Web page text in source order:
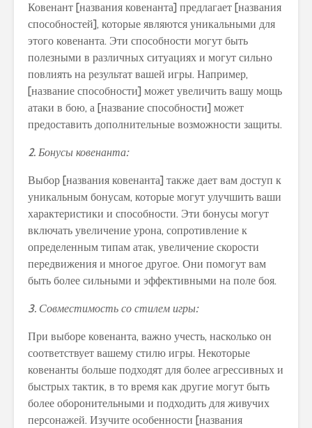
Ковенант [названия ковенанта] предлагает [названия
способностей], которые являются уникальными для
этого ковенанта. Эти способности могут быть
полезными в различных ситуациях и могут сильно
повлиять на результат вашей игры. Например,
[название способности] может увеличить вашу мощь
атаки в бою, а [название способности] может
предоставить дополнительные возможности защиты.
2. Бонусы ковенанта:
Выбор [названия ковенанта] также дает вам доступ к
уникальным бонусам, которые могут улучшить ваши
характеристики и способности. Эти бонусы могут
включать увеличение урона, сопротивление к
определенным типам атак, увеличение скорости
передвижения и многое другое. Они помогут вам
быть более сильными и эффективными на поле боя.
3. Совместимость со стилем игры:
При выборе ковенанта, важно учесть, насколько он
соответствует вашему стилю игры. Некоторые
ковенанты больше подходят для более агрессивных и
быстрых тактик, в то время как другие могут быть
более оборонительными и подходить для живучих
персонажей. Изучите особенности [названия